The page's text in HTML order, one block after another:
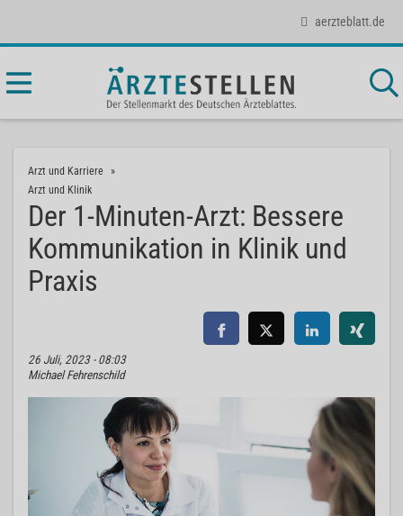
aerzteblatt.de
Arzt und Karriere
Arzt und Klinik
Der 1-Minuten-Arzt: Bessere
Kommunikation in Klinik und
Praxis
26 Juli, 2023 - 08:03
Michael Fehrenschild